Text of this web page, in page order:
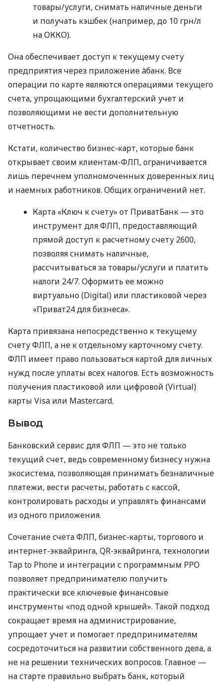
товары/услуги, снимать наличные деньги
и получать кэшбек (например, до 10 грн/л
на ОККО).
Она обеспечивает доступ к текущему счету
предприятия через приложение àбанк. Все
операции по карте являются операциями текущего
счета, упрощающими бухгалтерский учет и
позволяющими не вести дополнительную
отчетность.
Кстати, количество бизнес-карт, которые банк
открывает своим клиентам-ФЛП, ограничивается
лишь перечнем уполномоченных доверенных лиц
и наемных работников. Общих ограничений нет.
Карта «Ключ к счету» от ПриватБанк — это
инструмент для ФЛП, предоставляющий
прямой доступ к расчетному счету 2600,
позволяя снимать наличные,
рассчитываться за товары/услуги и платить
налоги 24/7. Оформить ее можно
виртуально (Digital) или пластиковой через
«Приват24 для бизнеса».
Карта привязана непосредственно к текущему
счету ФЛП, а не к отдельному карточному счету.
ФЛП имеет право пользоваться картой для личных
нужд после уплаты всех налогов. Есть возможность
получения пластиковой или цифровой (Virtual)
карты Visa или Mastercard.
Вывод
Банковский сервис для ФЛП — это не только
текущий счет, ведь современному бизнесу нужна
экосистема, позволяющая принимать безналичные
платежи, вести расчеты, работать с кассой,
контролировать расходы и управлять финансами
из одного приложения.
Сочетание счета ФЛП, бизнес-карты, торгового и
интернет-эквайринга, QR-эквайринга, технологии
Tap to Phone и интеграции с программным РРО
позволяет предпринимателю получить
практически все ключевые финансовые
инструменты «под одной крышей». Такой подход
сокращает время на администрирование,
упрощает учет и помогает предпринимателям
сосредоточиться на развитии собственного дела, а
не на решении технических вопросов. Главное —
на старте правильно выбрать банк, который